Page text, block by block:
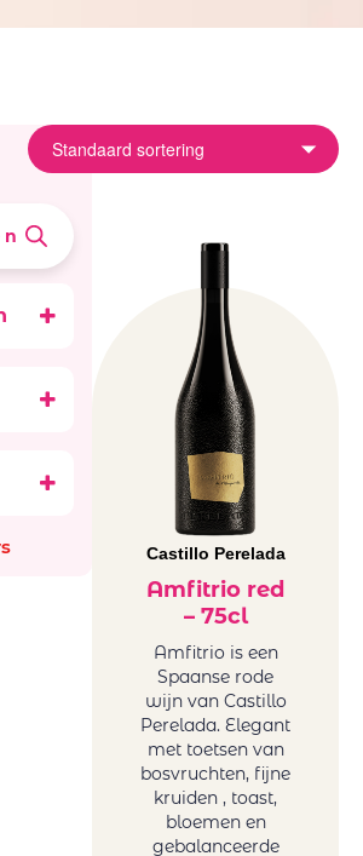
rood
Castillo Perelada
Amfitrio red
– 75cl
Amfitrio is een
Spaanse rode
wijn van Castillo
Perelada. Elegant
met toetsen van
bosvruchten, fijne
kruiden , toast,
bloemen en
gebalanceerde